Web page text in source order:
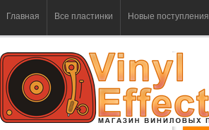
Главная Все пластинки Новые поступления